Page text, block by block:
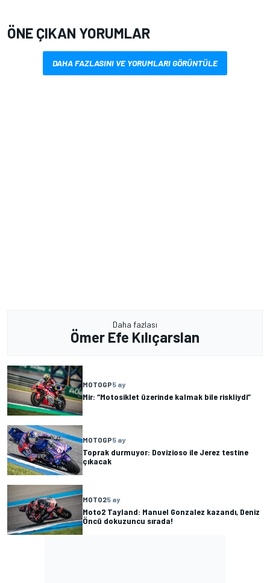
ÖNE ÇIKAN YORUMLAR
DAHA FAZLASINI VE YORUMLARI GÖRÜNTÜLE
Daha fazlası
Ömer Efe Kılıçarslan
MOTOGP5 ay
Mir: “Motosiklet üzerinde kalmak bile riskliydi”
MOTOGP5 ay
Toprak durmuyor: Dovizioso ile Jerez testine
çıkacak
MOTO25 ay
Moto2 Tayland: Manuel Gonzalez kazandı, Deniz
Öncü dokuzuncu sırada!